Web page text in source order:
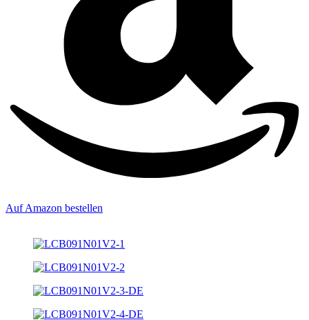
Auf Amazon bestellen